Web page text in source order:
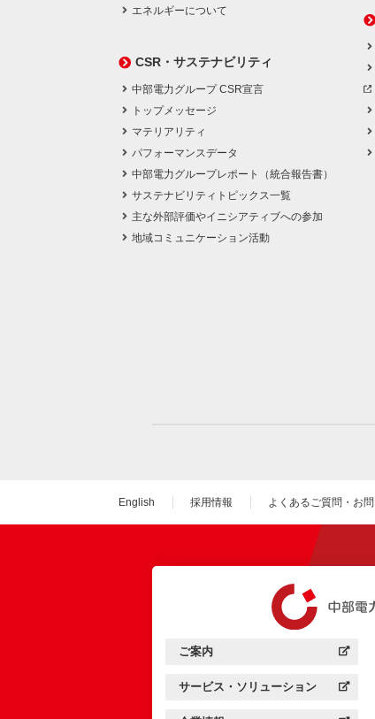
エネルギーについて
CSR・サステナビリティ
中部電力グループ CSR宣言
トップメッセージ
マテリアリティ
パフォーマンスデータ
中部電力グループレポート（統合報告書）
サステナビリティトピックス一覧
主な外部評価やイニシアティブへの参加
地域コミュニケーション活動
English 採用情報 よくあるご質問・お
中部電力パワーグリッド：
ご案内
（新しいウィンドウを開きます）
中部電力パワーグリッド：
サービス・ソリューション
（新しいウィンドウを開きます）